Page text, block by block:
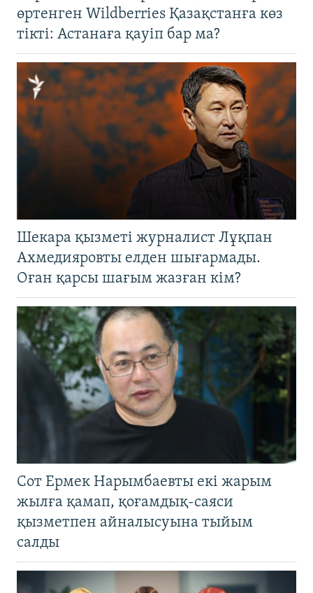
өртенген Wildberries Қазақстанға көз
тікті: Астанаға қауіп бар ма?
Шекара қызметі журналист Лұқпан
Ахмедияровты елден шығармады.
Оған қарсы шағым жазған кім?
Сот Ермек Нарымбаевты екі жарым
жылға қамап, қоғамдық-саяси
қызметпен айналысуына тыйым
салды